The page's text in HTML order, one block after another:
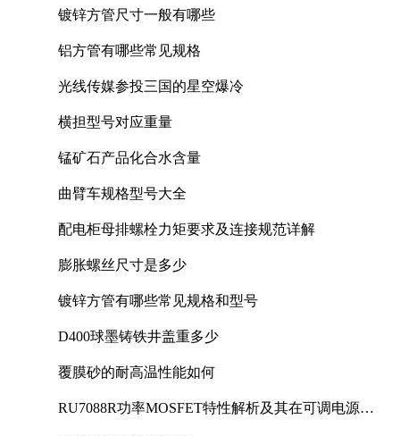
镀锌方管尺寸一般有哪些
铝方管有哪些常见规格
光线传媒参投三国的星空爆冷
横担型号对应重量
锰矿石产品化合水含量
曲臂车规格型号大全
配电柜母排螺栓力矩要求及连接规范详解
膨胀螺丝尺寸是多少
镀锌方管有哪些常见规格和型号
D400球墨铸铁井盖重多少
覆膜砂的耐高温性能如何
RU7088R功率MOSFET特性解析及其在可调电源设